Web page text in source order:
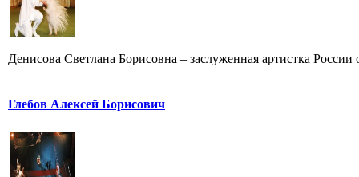
Денисова Светлана Борисовна – заслуженная артистка России
Глебов Алексей Борисович